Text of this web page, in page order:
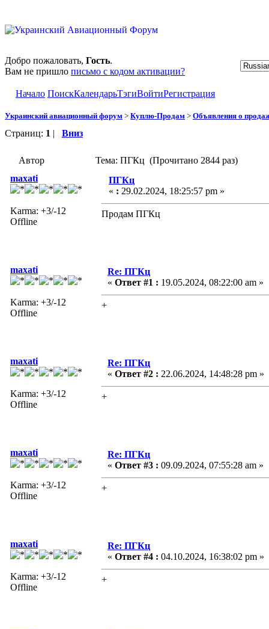
Добро пожаловать, Гость.
Вам не пришло письмо с кодом активации?
Начало ПоискКалендарьТэгиВойтиРегистрация
Украинский авиационный форум > Куплю-Продам > Объявления о
Страниц: 1 | Вниз
Автор
Тема: ПГКц (Прочитано 2844 раз)
maxati
Karma: +3/-12
Offline
ПГКц
« : 29.02.2024, 18:25:57 pm »
Продам ПГКц
maxati
Karma: +3/-12
Offline
Re: ПГКц
« Ответ #1 : 19.05.2024, 08:22:00 am »
+
maxati
Karma: +3/-12
Offline
Re: ПГКц
« Ответ #2 : 22.06.2024, 14:48:28 pm »
+
maxati
Karma: +3/-12
Offline
Re: ПГКц
« Ответ #3 : 09.09.2024, 07:55:28 am »
+
maxati
Karma: +3/-12
Offline
Re: ПГКц
« Ответ #4 : 04.10.2024, 16:38:02 pm »
+